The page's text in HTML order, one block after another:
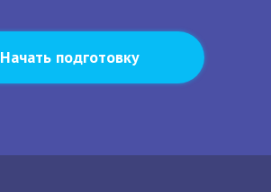
Начать подготовку